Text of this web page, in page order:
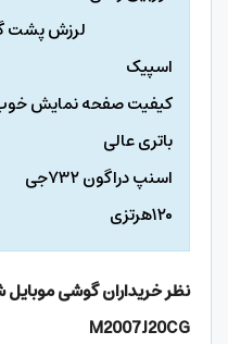
لرزش پشت گوشی
اسپیک
کیفیت صفحه نمایش
باتری عالی
اسنپ دراگون ۷۳۲جی
۱۲۰هرتزی
نظر خریداران گوشی
M2007J20CG